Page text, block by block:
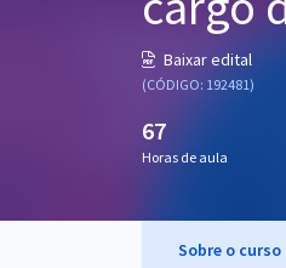
Baixar edital
(CÓDIGO: 192481)
67
Horas de aula
Sobre o curso